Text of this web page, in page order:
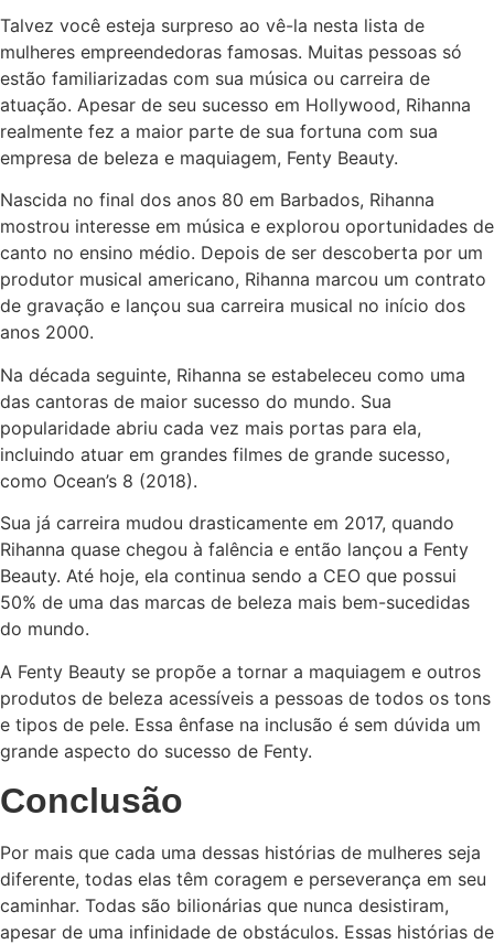
Talvez você esteja surpreso ao vê-la nesta lista de
mulheres empreendedoras famosas. Muitas pessoas só
estão familiarizadas com sua música ou carreira de
atuação. Apesar de seu sucesso em Hollywood, Rihanna
realmente fez a maior parte de sua fortuna com sua
empresa de beleza e maquiagem, Fenty Beauty.
Nascida no final dos anos 80 em Barbados, Rihanna
mostrou interesse em música e explorou oportunidades de
canto no ensino médio. Depois de ser descoberta por um
produtor musical americano, Rihanna marcou um contrato
de gravação e lançou sua carreira musical no início dos
anos 2000.
Na década seguinte, Rihanna se estabeleceu como uma
das cantoras de maior sucesso do mundo. Sua
popularidade abriu cada vez mais portas para ela,
incluindo atuar em grandes filmes de grande sucesso,
como Ocean’s 8 (2018).
Sua já carreira mudou drasticamente em 2017, quando
Rihanna quase chegou à falência e então lançou a Fenty
Beauty. Até hoje, ela continua sendo a CEO que possui
50% de uma das marcas de beleza mais bem-sucedidas
do mundo.
A Fenty Beauty se propõe a tornar a maquiagem e outros
produtos de beleza acessíveis a pessoas de todos os tons
e tipos de pele. Essa ênfase na inclusão é sem dúvida um
grande aspecto do sucesso de Fenty.
Conclusão
Por mais que cada uma dessas histórias de mulheres seja
diferente, todas elas têm coragem e perseverança em seu
caminhar. Todas são bilionárias que nunca desistiram,
apesar de uma infinidade de obstáculos. Essas histórias de